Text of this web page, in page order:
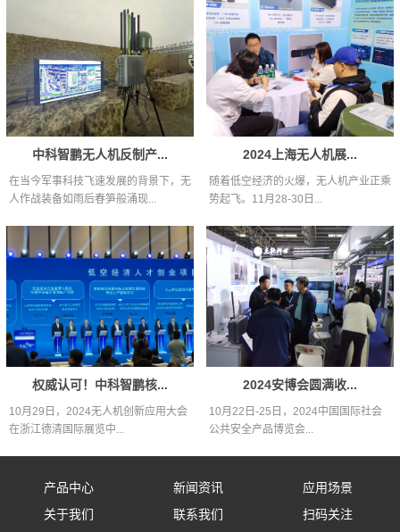
中科智鹏无人机反制产...
在当今军事科技飞速发展的背景下，无
人作战装备如雨后春笋般涌现...
2024上海无人机展...
随着低空经济的火爆，无人机产业正乘
势起飞。11月28-30日...
权威认可！中科智鹏核...
10月29日，2024无人机创新应用大会
在浙江德清国际展览中...
2024安博会圆满收...
10月22日-25日，2024中国国际社会
公共安全产品博览会...
产品中心
固定式防御设备
新闻资讯
公司新闻
应用场景
应用场景
关于我们 联系我们 扫码关注